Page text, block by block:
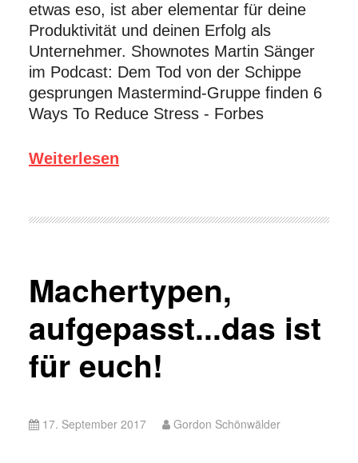
etwas eso, ist aber elementar für deine
Produktivität und deinen Erfolg als
Unternehmer. Shownotes Martin Sänger
im Podcast: Dem Tod von der Schippe
gesprungen Mastermind-Gruppe finden 6
Ways To Reduce Stress - Forbes
Weiterlesen
Machertypen,
aufgepasst...das ist
für euch!
17. September 2017 Gordon Schönwälder